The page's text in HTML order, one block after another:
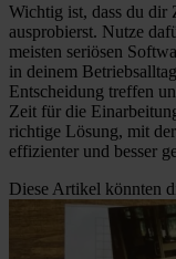
Wichtig ist, dass du dir
ausprobierst. Nutze
meisten seriösen
in deinem
Entscheidung treffen
Zeit für die
richtige Lösung, mit
effizienter und besser
Diese Artikel könnten